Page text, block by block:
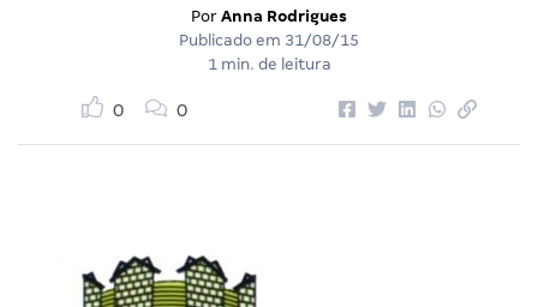
Por Anna Rodrigues
Publicado em 31/08/15
1 min. de leitura
0 0